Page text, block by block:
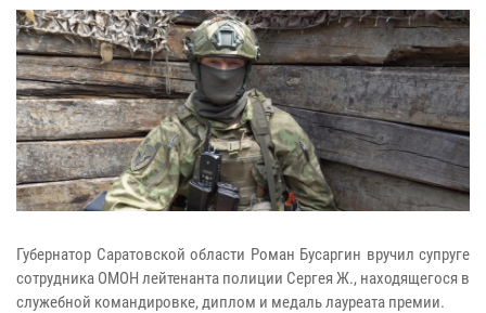
Губернатор Саратовской области Роман Бусаргин вручил супруге
сотрудника ОМОН лейтенанта полиции Сергея Ж., находящегося в
служебной командировке, диплом и медаль лауреата премии.